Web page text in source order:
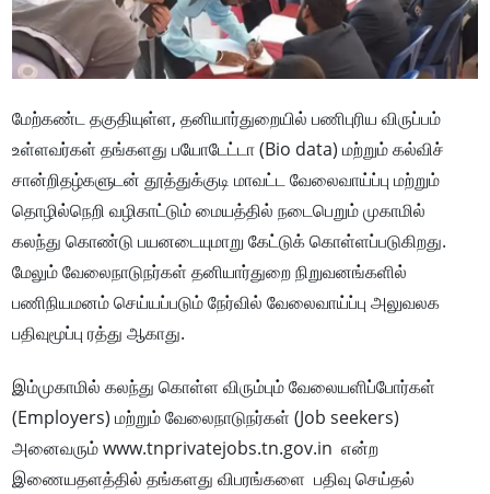
மேற்கண்ட தகுதியுள்ள, தனியார்துறையில் பணிபுரிய விருப்பம்
உள்ளவர்கள் தங்களது பயோடேட்டா (Bio data) மற்றும் கல்விச்
சான்றிதழ்களுடன் தூத்துக்குடி மாவட்ட வேலைவாய்ப்பு மற்றும்
தொழில்நெறி வழிகாட்டும் மையத்தில் நடைபெறும் முகாமில்
கலந்து கொண்டு பயனடையுமாறு கேட்டுக் கொள்ளப்படுகிறது.
மேலும் வேலைநாடுநர்கள் தனியார்துறை நிறுவனங்களில்
பணிநியமனம் செய்யப்படும் நேர்வில் வேலைவாய்ப்பு அலுவலக
பதிவுமூப்பு ரத்து ஆகாது.
இம்முகாமில் கலந்து கொள்ள விரும்பும் வேலையளிப்போர்கள்
(Employers) மற்றும் வேலைநாடுநர்கள் (Job seekers)
அனைவரும் www.tnprivatejobs.tn.gov.in என்ற
இணையதளத்தில் தங்களது விபரங்களை பதிவு செய்தல்